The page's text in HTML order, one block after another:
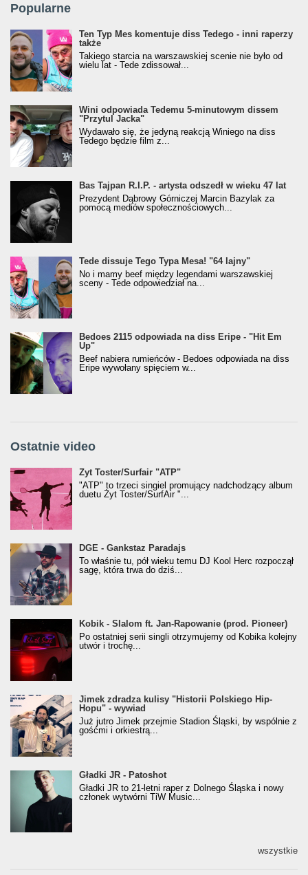
Popularne
Ten Typ Mes komentuje diss Tedego - inni raperzy
także
Takiego starcia na warszawskiej scenie nie było od
wielu lat - Tede zdissował...
Wini odpowiada Tedemu 5-minutowym dissem
"Przytul Jacka"
Wydawało się, że jedyną reakcją Winiego na diss
Tedego będzie film z...
Bas Tajpan R.I.P. - artysta odszedł w wieku 47 lat
Prezydent Dąbrowy Górniczej Marcin Bazylak za
pomocą mediów społecznościowych...
Tede dissuje Tego Typa Mesa! "64 lajny"
No i mamy beef między legendami warszawskiej
sceny - Tede odpowiedział na...
Bedoes 2115 odpowiada na diss Eripe - "Hit Em
Up"
Beef nabiera rumieńców - Bedoes odpowiada na diss
Eripe wywołany spięciem w...
Ostatnie video
Żyt Toster/SurfAir - ATP VIDEO
Żyt Toster/Surfair "ATP"
"ATP" to trzeci singiel promujący nadchodzący album
duetu Żyt Toster/SurfAir "...
donGURALesko z nagrodą za
Klasyczny/Trueschoolowy Album Roku
(Popkillery 2023)
DGE - Gankstaz Paradajs
To właśnie tu, pół wieku temu DJ Kool Herc rozpoczął
sagę, która trwa do dziś...
Kobik - Slalom ft. Jan-Rapowanie (prod. Pioneer)
[Official Music Visualiser]
Kobik - Slalom ft. Jan-Rapowanie (prod. Pioneer)
Po ostatniej serii singli otrzymujemy od Kobika kolejny
utwór i trochę...
Jimek zdradza kulisy "Historii Polskiego Hip-
Hopu" - wywiad
Jimek zdradza kulisy "Historii Polskiego Hip-
Hopu" - wywiad
Już jutro Jimek przejmie Stadion Śląski, by wspólnie z
gośćmi i orkiestrą...
Gładki JR - Patoshot
Gładki JR - Patoshot
Gładki JR to 21-letni raper z Dolnego Śląska i nowy
członek wytwórni TiW Music...
wszystkie